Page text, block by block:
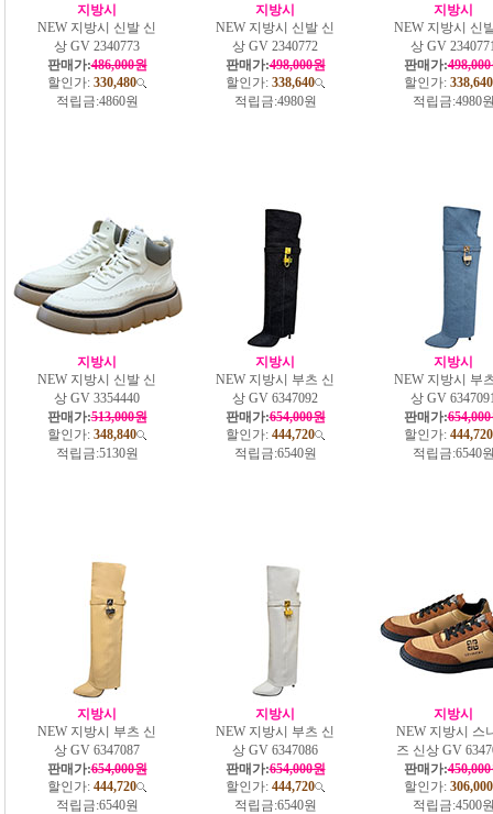
지방시
NEW 지방시 신발 신
상 GV 2340773
판매가:486,000원
할인가: 330,480
적립금:4860원
지방시
NEW 지방시 신발 신
상 GV 2340772
판매가:498,000원
할인가: 338,640
적립금:4980원
지방시
NEW 지방시 신
상 GV
판매가:
할인가: 338,640
적립금:4980
지방시
NEW 지방시 신발 신
상 GV 3354440
판매가:513,000원
할인가: 348,840
적립금:5130원
지방시
NEW 지방시 부츠 신
상 GV 6347092
판매가:654,000원
할인가: 444,720
적립금:6540원
지방시
NEW 지방시 부
상 GV
판매가:
할인가: 444,720
적립금:6540
지방시
NEW 지방시 부츠 신
상 GV 6347087
판매가:654,000원
할인가: 444,720
적립금:6540원
지방시
NEW 지방시 부츠 신
상 GV 6347086
판매가:654,000원
할인가: 444,720
적립금:6540원
지방시
NEW 지방시 스
즈 신상 GV
판매가:
할인가: 306,000
적립금:4500